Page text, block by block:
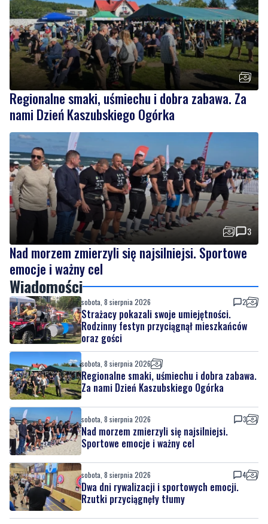
Regionalne smaki, uśmiechu i dobra zabawa. Za
nami Dzień Kaszubskiego Ogórka
3
Nad morzem zmierzyli się najsilniejsi. Sportowe
emocje i ważny cel
Wiadomości
sobota, 8 sierpnia 2026 2
Strażacy pokazali swoje umiejętności.
Rodzinny festyn przyciągnął mieszkańców
oraz gości
sobota, 8 sierpnia 2026
Regionalne smaki, uśmiechu i dobra zabawa.
Za nami Dzień Kaszubskiego Ogórka
sobota, 8 sierpnia 2026 3
Nad morzem zmierzyli się najsilniejsi.
Sportowe emocje i ważny cel
sobota, 8 sierpnia 2026 4
Dwa dni rywalizacji i sportowych emocji.
Rzutki przyciągnęły tłumy